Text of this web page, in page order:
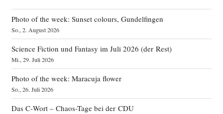
Photo of the week: Sunset colours, Gundelfingen
So., 2. August 2026
Science Fiction und Fantasy im Juli 2026 (der Rest)
Mi., 29. Juli 2026
Photo of the week: Maracuja flower
So., 26. Juli 2026
Das C‑Wort – Chaos-Tage bei der CDU